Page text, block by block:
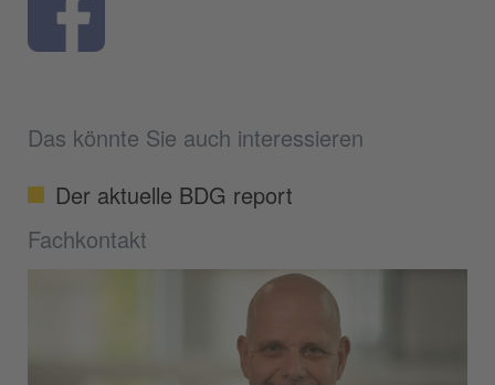
Das könnte Sie auch interessieren
Der aktuelle BDG report
Fachkontakt